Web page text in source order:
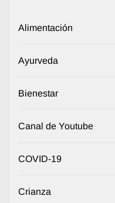
Alimentación
Ayurveda
Bienestar
Canal de Youtube
COVID-19
Crianza